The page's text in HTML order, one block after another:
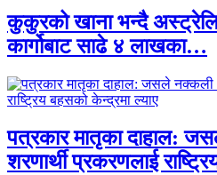
कुकुरको खाना भन्दै
कार्गोबाट साढे ४ लाखका…
पत्रकार मातृका दाहाल:
शरणार्थी प्रकरणलाई